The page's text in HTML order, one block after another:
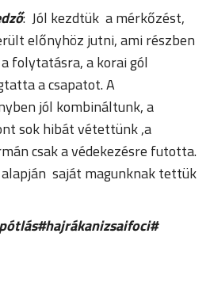
: Jól kezdtük a mérkőzést,
előnyhöz jutni, ami részben
folytatásra, a korai gól
a csapatot. A
jól kombináltunk, a
sok hibát vétettünk ,a
csak a védekezésre futotta.
saját magunknak tettük